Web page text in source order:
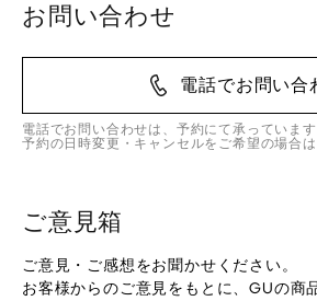
お問い合わせ
電話でお問い合
電話でお問い合わせは、予約にて承っています
予約の日時変更・キャンセルをご希望の場合は
ご意見箱
ご意見・ご感想をお聞かせください。
お客様からのご意見をもとに、GUの商